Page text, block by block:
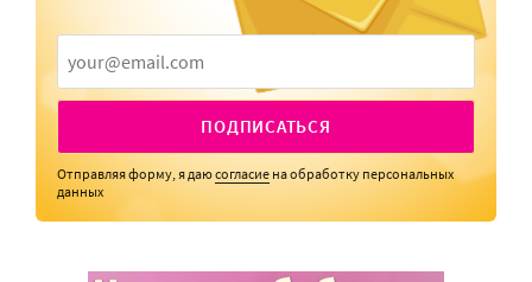
ПОДПИСАТЬСЯ
Отправляя форму, я даюсогласие на обработку персональных
данных